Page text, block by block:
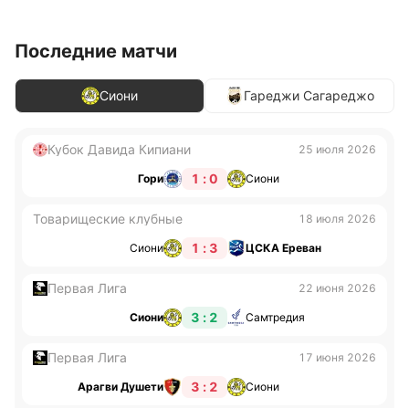
Последние матчи
Сиони Гареджи Сагареджо
Кубок Давида Кипиани 25 июля 2026
Гори 1 : 0 Сиони
Товарищеские клубные 18 июля 2026
Сиони 1 : 3 ЦСКА Ереван
Первая Лига 22 июня 2026
Сиони 3 : 2 Самтредия
Первая Лига 17 июня 2026
Арагви Душети 3 : 2 Сиони